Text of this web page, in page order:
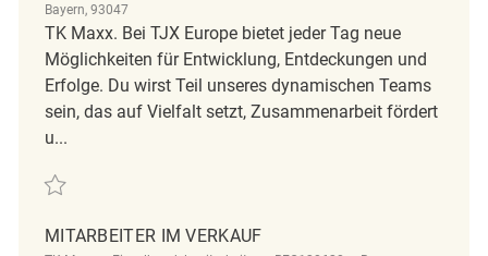
Bayern, 93047
TK Maxx. Bei TJX Europe bietet jeder Tag neue
Möglichkeiten für Entwicklung, Entdeckungen und
Erfolge. Du wirst Teil unseres dynamischen Teams
sein, das auf Vielfalt setzt, Zusammenarbeit fördert
u...
Retten Minijober im Verkauf (m/w/d) REQ138678
MITARBEITER IM VERKAUF